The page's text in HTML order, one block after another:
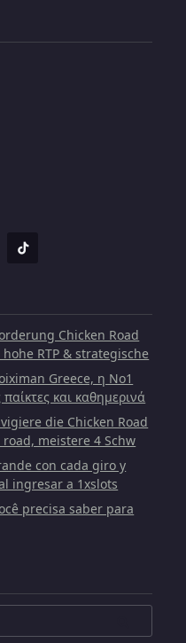
Chicken Road
RTP & strategische
Greece, η Νο1
παίκτες και καθημερινά
die Chicken Road
meistere 4 Schw
con cada giro y
ingresar a 1xslots
precisa saber para